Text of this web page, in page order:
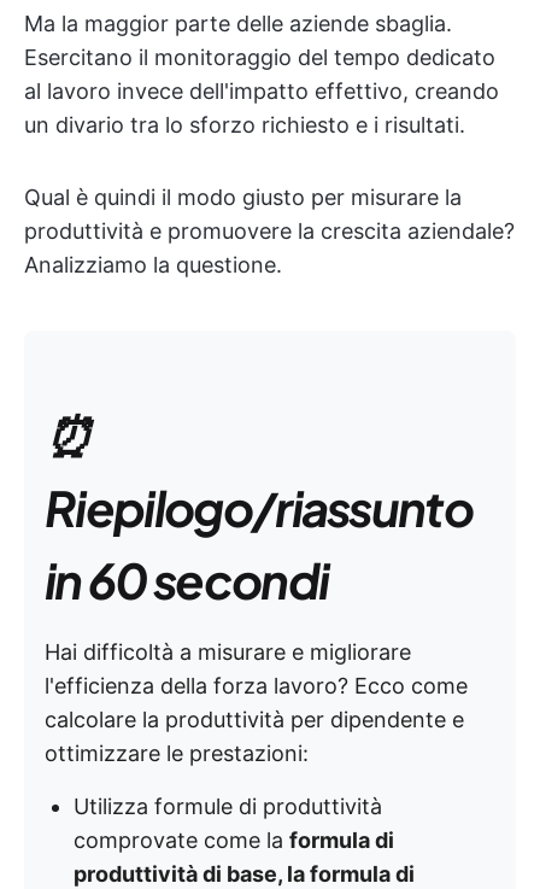
Ma la maggior parte delle aziende sbaglia.
Esercitano il monitoraggio del tempo dedicato
al lavoro invece dell'impatto effettivo, creando
un divario tra lo sforzo richiesto e i risultati.
Qual è quindi il modo giusto per misurare la
produttività e promuovere la crescita aziendale?
Analizziamo la questione.
⏰
Riepilogo/riassunto
in 60 secondi
Hai difficoltà a misurare e migliorare
l'efficienza della forza lavoro? Ecco come
calcolare la produttività per dipendente e
ottimizzare le prestazioni:
Utilizza formule di produttività
comprovate come la formula di
produttività di base, la formula di